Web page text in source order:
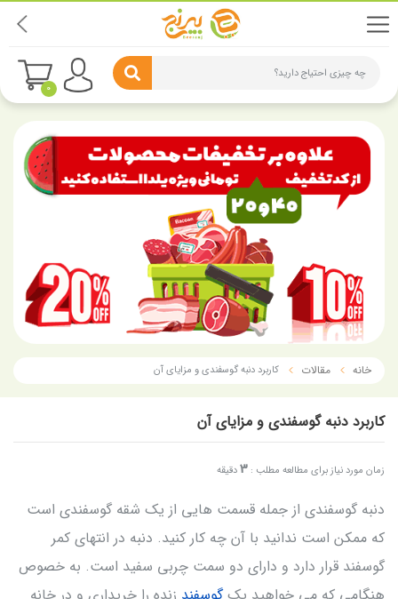
چه چیزی احتیاج دارید؟
0
خانه مقالات کاربرد دنبه گوسفندی و مزایای آن
کاربرد دنبه گوسفندی و مزایای آن
زمان مورد نیاز برای مطالعه مطلب : 3دقیقه
دنبه گوسفندی از جمله قسمت هایی از یک شقه گوسفندی است
که ممکن است ندانید با آن چه کار کنید. دنبه در انتهای کمر
گوسفند قرار دارد و دارای دو سمت چربی سفید است. به خصوص